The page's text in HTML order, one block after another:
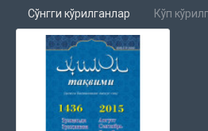
Сўнгги кўрилганлар Кўп